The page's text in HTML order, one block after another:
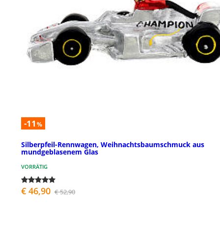
-11 %
Silberpfeil-Rennwagen, Weihnachtsbaumschmuck aus
mundgeblasenem Glas
VORRÄTIG
€ 46,90 € 52,90